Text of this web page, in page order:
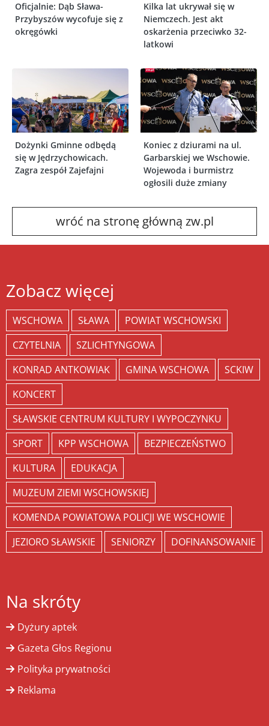
Oficjalnie: Dąb Sława-
Przybyszów wycofuje się z
okręgówki
Kilka lat ukrywał się w
Niemczech. Jest akt
oskarżenia przeciwko 32-
latkowi
Dożynki Gminne odbędą
się w Jędrzychowicach.
Zagra zespół Zajefajni
Koniec z dziurami na ul.
Garbarskiej we Wschowie.
Wojewoda i burmistrz
ogłosili duże zmiany
wróć na stronę główną zw.pl
Zobacz więcej
WSCHOWA SŁAWA
POWIAT WSCHOWSKI
CZYTELNIA
SZLICHTYNGOWA
KONRAD ANTKOWIAK
GMINA WSCHOWA
SCKIW
KONCERT
SŁAWSKIE CENTRUM KULTURY I WYPOCZYNKU
SPORT
KPP WSCHOWA
BEZPIECZEŃSTWO
KULTURA
EDUKACJA
MUZEUM ZIEMI WSCHOWSKIEJ
KOMENDA POWIATOWA POLICJI WE WSCHOWIE
JEZIORO SŁAWSKIE
SENIORZY DOFINANSOWANIE
Na skróty
Dyżury aptek
Gazeta Głos Regionu
Polityka prywatności
Reklama